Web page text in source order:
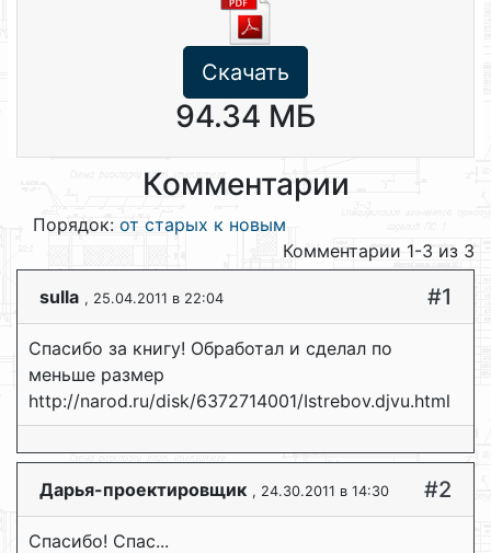
Скачать
94.34 МБ
Комментарии
Порядок: от старых к новым
Комментарии 1-3 из 3
sulla , 25.04.2011 в 22:04 #1
Спасибо за книгу! Обработал и сделал по
меньше размер
http://narod.ru/disk/6372714001/Istrebov.djvu.html
Дарья-проектировщик , 24.30.2011 в 14:30 #2
Спасибо! Спас...